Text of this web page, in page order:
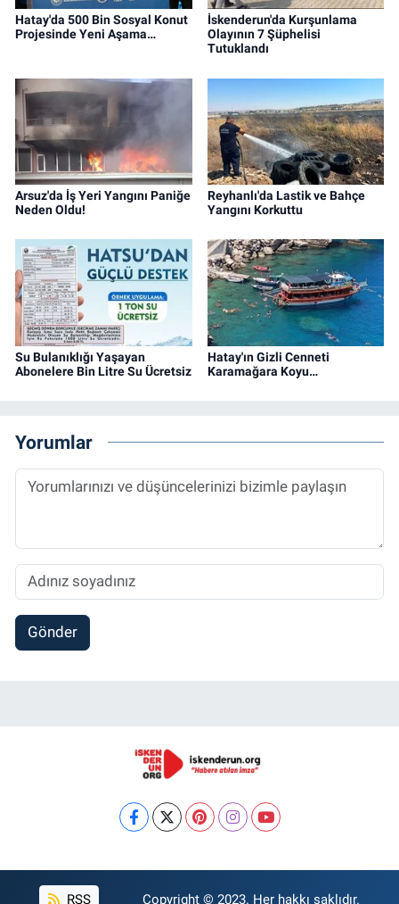
Hatay'da 500 Bin Sosyal Konut
Projesinde Yeni Aşama…
İskenderun'da Kurşunlama
Olayının 7 Şüphelisi
Tutuklandı
Arsuz'da İş Yeri Yangını Paniğe
Neden Oldu!
Reyhanlı'da Lastik ve Bahçe
Yangını Korkuttu
Su Bulanıklığı Yaşayan
Abonelere Bin Litre Su Ücretsiz
Hatay'ın Gizli Cenneti
Karamağara Koyu…
Yorumlar
Gönder
RSS Copyright © 2023. Her hakkı saklıdır.